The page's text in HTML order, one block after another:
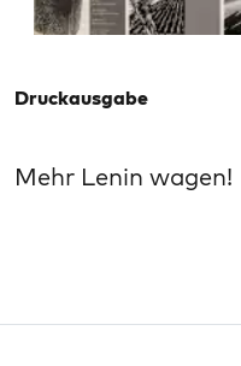
Druckausgabe
Mehr Lenin wagen!